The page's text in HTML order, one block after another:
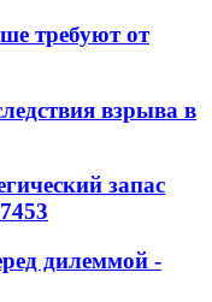
требуют от
взрыва в
запас
7453
дилеммой -